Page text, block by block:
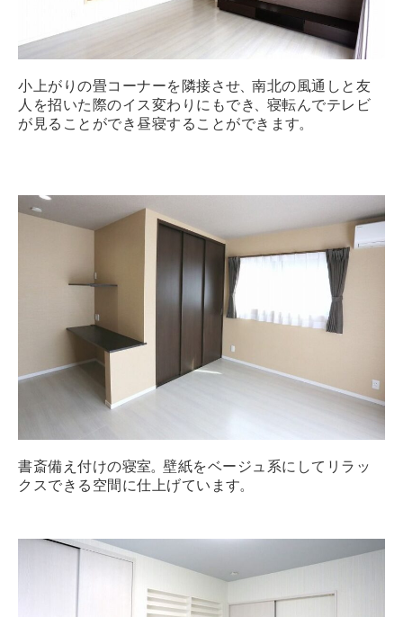
小上がりの畳コーナーを隣接させ、南北の風通しと友
人を招いた際のイス変わりにもでき 、寝転んでテレビ
が見ることができ昼寝することができます。
書斎備え付けの寝室。壁紙をベージュ系にしてリラッ
クスできる空間に仕上げています。